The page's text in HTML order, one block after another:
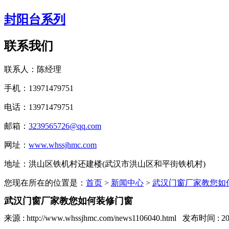
封阳台系列
联系我们
联系人：陈经理
手机：13971479751
电话：13971479751
邮箱： 3239565726@qq.com
网址： www.whssjhmc.com
地址：洪山区铁机村还建楼(武汉市洪山区和平街铁机村)
您现在所在的位置是： 首页 > 新闻中心 > 武汉门窗厂家教您如
武汉门窗厂家教您如何装修门窗
来源 : http://www.whssjhmc.com/news1106040.html 发布时间 :